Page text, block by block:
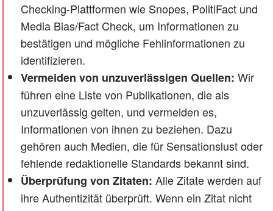
Checking-Plattformen wie Snopes, PolitiFact und
Media Bias/Fact Check, um Informationen zu
bestätigen und mögliche Fehlinformationen zu
identifizieren.
Vermeiden von unzuverlässigen Quellen: Wir
führen eine Liste von Publikationen, die als
unzuverlässig gelten, und vermeiden es,
Informationen von ihnen zu beziehen. Dazu
gehören auch Medien, die für Sensationslust oder
fehlende redaktionelle Standards bekannt sind.
Überprüfung von Zitaten: Alle Zitate werden auf
ihre Authentizität überprüft. Wenn ein Zitat nicht